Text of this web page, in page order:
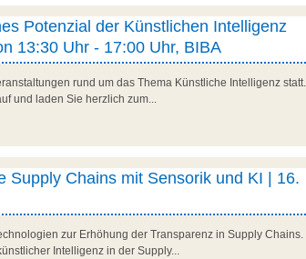
Potenzial der Künstlichen Intelligenz
13:30 Uhr - 17:00 Uhr, BIBA
rund um das Thema Künstliche Intelligenz
und laden Sie herzlich zum...
Supply Chains mit Sensorik und KI | 16.
zur Erhöhung der Transparenz in Supply
Intelligenz in der Supply...